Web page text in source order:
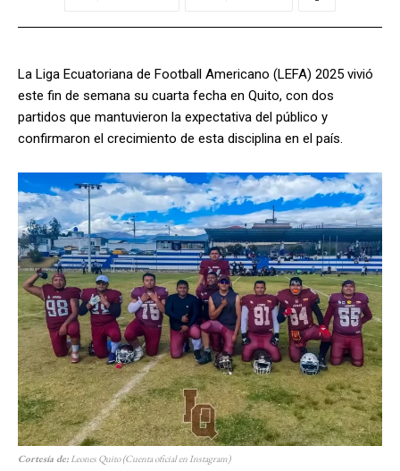
La Liga Ecuatoriana de Football Americano (LEFA) 2025 vivió
este fin de semana su cuarta fecha en Quito, con dos
partidos que mantuvieron la expectativa del público y
confirmaron el crecimiento de esta disciplina en el país.
Cortesía de: Leones Quito (Cuenta oficial en Instagram)